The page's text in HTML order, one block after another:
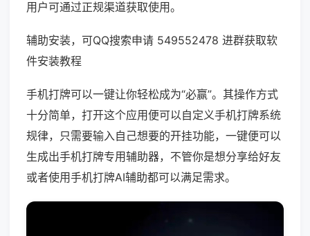
用户可通过正规渠道获取使用。
辅助安装，可QQ搜索申请 549552478 进群获取软
件安装教程
手机打牌可以一键让你轻松成为“必赢”。其操作方式
十分简单，打开这个应用便可以自定义手机打牌系统
规律，只需要输入自己想要的开挂功能，一键便可以
生成出手机打牌专用辅助器，不管你是想分享给好友
或者使用手机打牌AI辅助都可以满足需求。